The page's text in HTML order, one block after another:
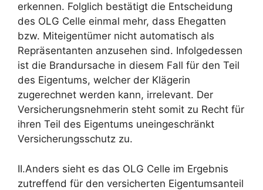
erkennen. Folglich bestätigt die Entscheidung
des OLG Celle einmal mehr, dass Ehegatten
bzw. Miteigentümer nicht automatisch als
Repräsentanten anzusehen sind. Infolgedessen
ist die Brandursache in diesem Fall für den Teil
des Eigentums, welcher der Klägerin
zugerechnet werden kann, irrelevant. Der
Versicherungsnehmerin steht somit zu Recht für
ihren Teil des Eigentums uneingeschränkt
Versicherungsschutz zu.
II.Anders sieht es das OLG Celle im Ergebnis
zutreffend für den versicherten Eigentumsanteil